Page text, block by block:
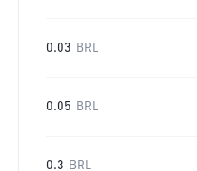
0.03 BRL
0.05 BRL
0.3 BRL